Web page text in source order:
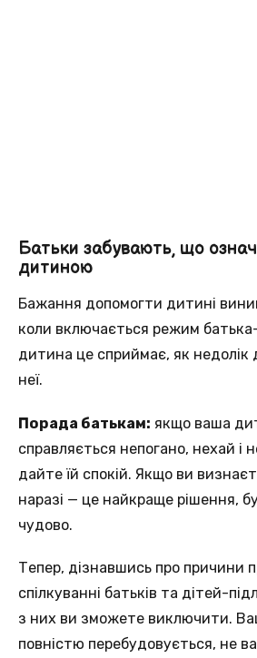
Батьки забувають, що
дитиною
Бажання допомогти дитині
коли включається режим
дитина це сприймає, як недолік
неї.
Порада батькам: якщо ваша
справляється непогано, нехай і
дайте їй спокій. Якщо ви
наразі — це найкраще рішення,
чудово.
Тепер, дізнавшись про причини
спілкуванні батьків та дітей-
з них ви зможете виключити.
повністю перебудовується, не